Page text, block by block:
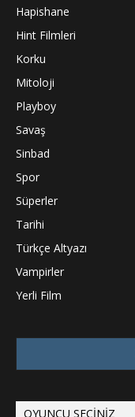
Hapishane
Hint Filmleri
Korku
Mitoloji
Playboy
Savaş
Sinbad
Spor
Süperler
Tarihi
Türkçe Altyazı
Vampirler
Yerli Film